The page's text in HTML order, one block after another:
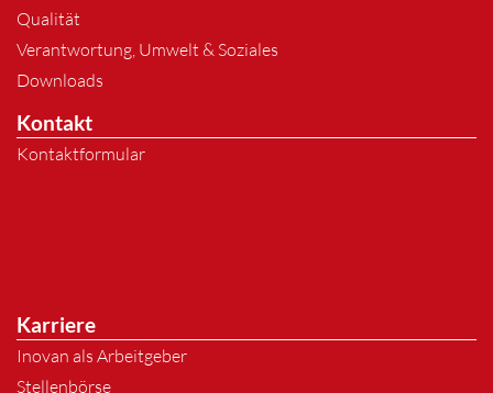
Qualität
Verantwortung, Umwelt & Soziales
Downloads
Kontakt
Kontaktformular
Karriere
Inovan als Arbeitgeber
Stellenbörse